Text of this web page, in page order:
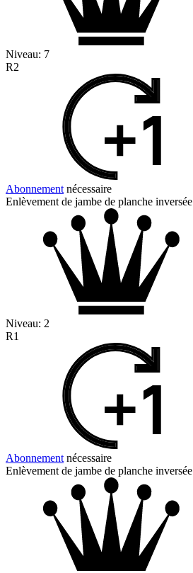
Niveau: 7
R2
Abonnement nécessaire
Enlèvement de jambe de planche inversée
Niveau: 2
R1
Abonnement nécessaire
Enlèvement de jambe de planche inversée